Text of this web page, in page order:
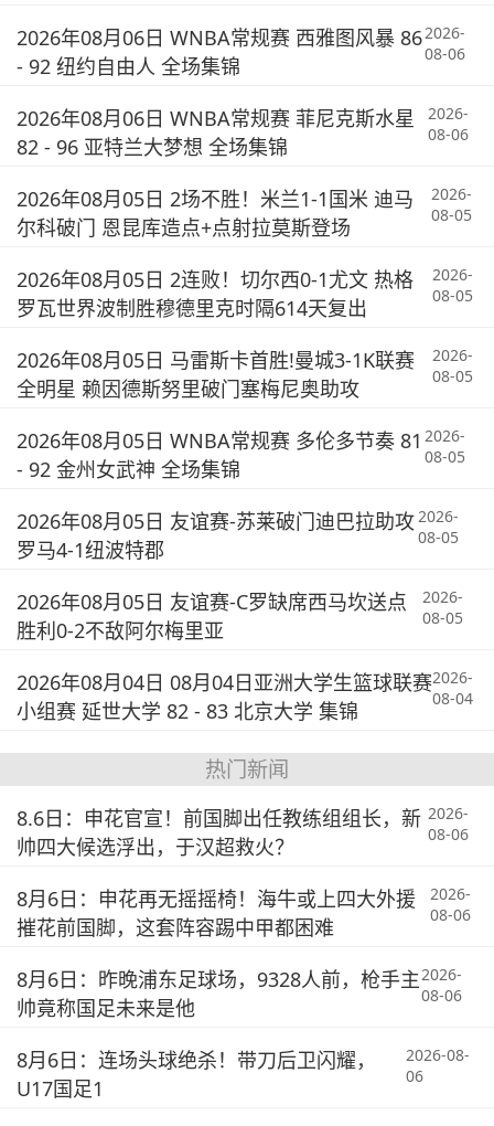
2026年08月06日 WNBA常规赛 西雅图风暴 86
- 92 纽约自由人 全场集锦
2026-
08-06
2026年08月06日 WNBA常规赛 菲尼克斯水星
82 - 96 亚特兰大梦想 全场集锦
2026-
08-06
2026年08月05日 2场不胜！米兰1-1国米 迪马
尔科破门 恩昆库造点+点射拉莫斯登场
2026-
08-05
2026年08月05日 2连败！切尔西0-1尤文 热格
罗瓦世界波制胜穆德里克时隔614天复出
2026-
08-05
2026年08月05日 马雷斯卡首胜!曼城3-1K联赛
全明星 赖因德斯努里破门塞梅尼奥助攻
2026-
08-05
2026年08月05日 WNBA常规赛 多伦多节奏 81
- 92 金州女武神 全场集锦
2026-
08-05
2026年08月05日 友谊赛-苏莱破门迪巴拉助攻
罗马4-1纽波特郡
2026-
08-05
2026年08月05日 友谊赛-C罗缺席西马坎送点
胜利0-2不敌阿尔梅里亚
2026-
08-05
2026年08月04日 08月04日亚洲大学生篮球联赛
小组赛 延世大学 82 - 83 北京大学 集锦
2026-
08-04
热门新闻
8.6日：申花官宣！前国脚出任教练组组长，新
帅四大候选浮出，于汉超救火？
2026-
08-06
8月6日：申花再无摇摇椅！海牛或上四大外援
摧花前国脚，这套阵容踢中甲都困难
2026-
08-06
8月6日：昨晚浦东足球场，9328人前，枪手主
帅竟称国足未来是他
2026-
08-06
8月6日：连场头球绝杀！带刀后卫闪耀，
U17国足1
2026-08-
06